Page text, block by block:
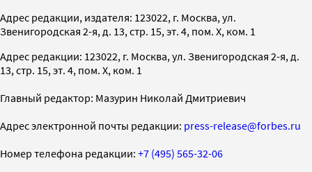
Адрес редакции, издателя: 123022, г. Москва, ул.
Звенигородская 2-я, д. 13, стр. 15, эт. 4, пом. X, ком. 1
Адрес редакции: 123022, г. Москва, ул. Звенигородская 2-я, д.
13, стр. 15, эт. 4, пом. X, ком. 1
Главный редактор: Мазурин Николай Дмитриевич
Адрес электронной почты редакции: press-release@forbes.ru
Номер телефона редакции: +7 (495) 565-32-06